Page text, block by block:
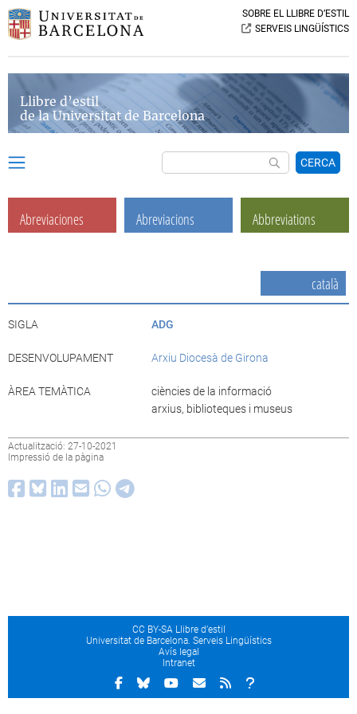
SOBRE EL LLIBRE D’ESTIL
SERVEIS LINGÜÍSTICS
Llibre d’estil
de la Universitat de Barcelona
CERCA
Abreviaciones Abreviacions Abbreviations
català
SIGLA ADG
DESENVOLUPAMENT Arxiu Diocesà de Girona
ÀREA TEMÀTICA
ciències de la informació
arxius, biblioteques i museus
Actualització: 27-10-2021
Impressió de la pàgina
CC BY-SA Llibre d’estil
Universitat de Barcelona. Serveis Lingüístics
Avís legal
Intranet